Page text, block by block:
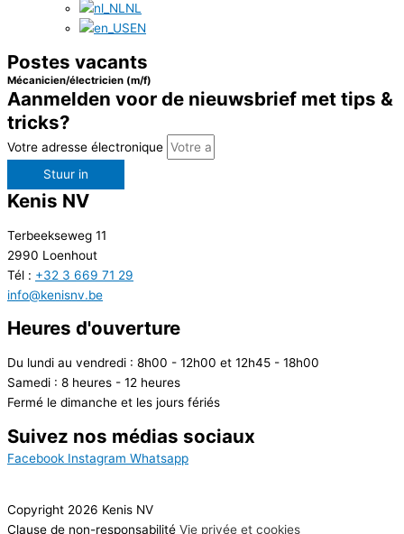
NL
EN
Postes vacants
Mécanicien/électricien (m/f)
Aanmelden voor de nieuwsbrief met tips &
tricks?
Votre adresse électronique
Stuur in
Kenis NV
Terbeekseweg 11
2990 Loenhout
Tél : +32 3 669 71 29
info@kenisnv.be
Heures d'ouverture
Du lundi au vendredi : 8h00 - 12h00 et 12h45 - 18h00
Samedi : 8 heures - 12 heures
Fermé le dimanche et les jours fériés
Suivez nos médias sociaux
Facebook Instagram Whatsapp
Copyright 2026 Kenis NV
Clause de non-responsabilité Vie privée et cookies